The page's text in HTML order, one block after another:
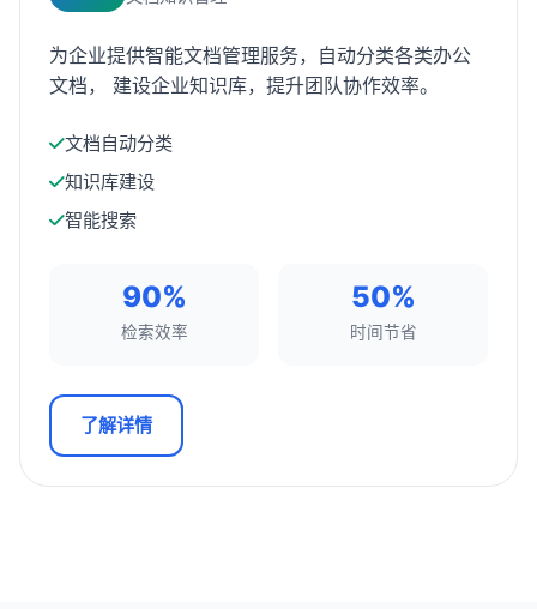
为企业提供智能文档管理服务，自动分类各类办公
文档， 建设企业知识库，提升团队协作效率。
文档自动分类
知识库建设
智能搜索
90%
检索效率
50%
时间节省
了解详情